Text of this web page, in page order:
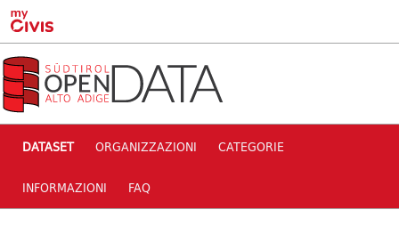
Skip to main content
DATASET ORGANIZZAZIONI CATEGORIE
INFORMAZIONI FAQ